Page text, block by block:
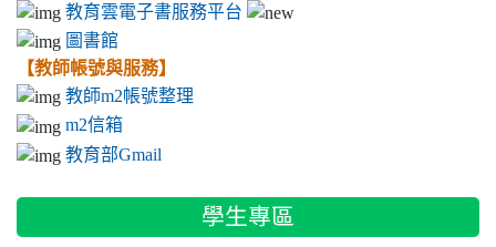
本校榮獲「桃園市108年度國中英語單字競賽」個人獎第16/23/27名
(陳睿宇，陳映臻，劉芊妤，指導老師林晏生)
賀 本校林志忠、葉芳君老師指導學生曾愷勳、葉紫婷、袁政宏榮獲
108桃園市科展化學組第一名，代表桃園市參加全國賽！
賀本校合唱團參加全國鄉土歌謠競賽獲優等
本校參加「桃園市108年度教學卓越獎比賽」榮獲銅桃獎
賀蔡旻軒、高子媛同學榮獲桃園市108年度教育創意競賽-口說藝術競
教育雲電子書服務平台
圖書館
【教師帳號與服務】
教師m2帳號整理
m2信箱
教育部Gmail
學生專區